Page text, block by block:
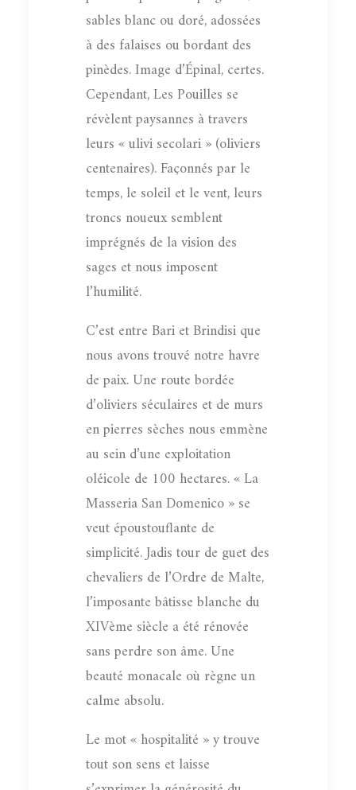
sables blanc ou doré, adossées
à des falaises ou bordant des
pinèdes. Image d’Épinal, certes.
Cependant, Les Pouilles se
révèlent paysannes à travers
leurs « ulivi secolari » (oliviers
centenaires). Façonnés par le
temps, le soleil et le vent, leurs
troncs noueux semblent
imprégnés de la vision des
sages et nous imposent
l’humilité.
C’est entre Bari et Brindisi que
nous avons trouvé notre havre
de paix. Une route bordée
d’oliviers séculaires et de murs
en pierres sèches nous emmène
au sein d’une exploitation
oléicole de 100 hectares. « La
Masseria San Domenico » se
veut époustouflante de
simplicité. Jadis tour de guet des
chevaliers de l’Ordre de Malte,
l’imposante bâtisse blanche du
XIVème siècle a été rénovée
sans perdre son âme. Une
beauté monacale où règne un
calme absolu.
Le mot « hospitalité » y trouve
tout son sens et laisse